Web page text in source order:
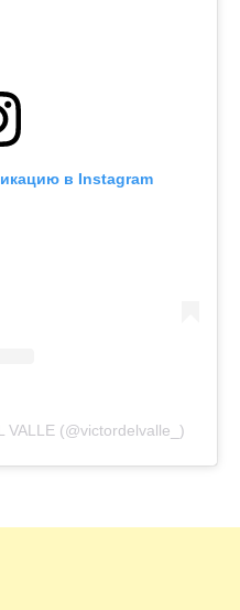
в Instagram
VALLE (@victordelvalle_)